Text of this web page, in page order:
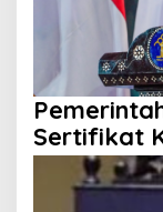
Sertifikat
KUR